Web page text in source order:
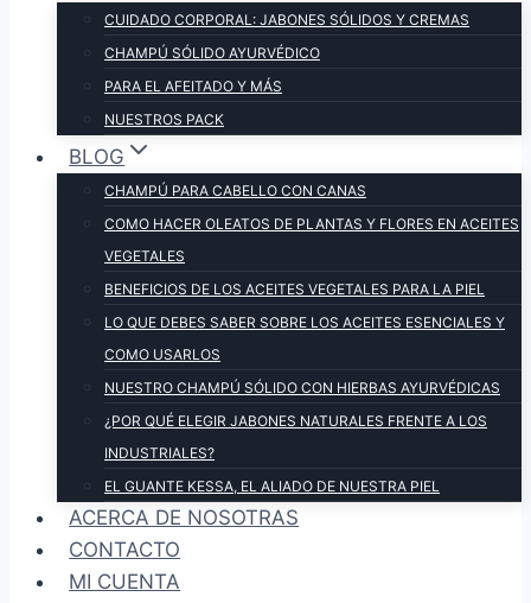
CUIDADO CORPORAL: JABONES SÓLIDOS Y CREMAS
CHAMPÚ SÓLIDO AYURVÉDICO
PARA EL AFEITADO Y MÁS
NUESTROS PACK
BLOG
CHAMPÚ PARA CABELLO CON CANAS
COMO HACER OLEATOS DE PLANTAS Y FLORES EN ACEITES
VEGETALES
BENEFICIOS DE LOS ACEITES VEGETALES PARA LA PIEL
LO QUE DEBES SABER SOBRE LOS ACEITES ESENCIALES Y
COMO USARLOS
NUESTRO CHAMPÚ SÓLIDO CON HIERBAS AYURVÉDICAS
¿POR QUÉ ELEGIR JABONES NATURALES FRENTE A LOS
INDUSTRIALES?
EL GUANTE KESSA, EL ALIADO DE NUESTRA PIEL
ACERCA DE NOSOTRAS
CONTACTO
MI CUENTA